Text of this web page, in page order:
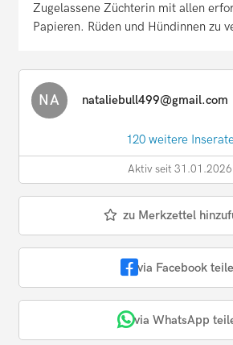
Zugelassene Züchterin mit allen
Papieren. Rüden und Hündinnen zu
NA nataliebull499@gmail.com
120 weitere
Aktiv seit 31.01.2026
zu Merkzettel
via Facebook
via WhatsApp